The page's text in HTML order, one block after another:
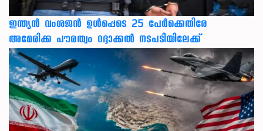
ഇന്ത്യന്‍ വംശജന്‍ ഉള്‍പ്പെടെ 25 പേര്‍ക്കെതിരേ
അമേരിക്ക പൗരത്വം റദ്ദാക്കല്‍ നടപടിയിലേക്ക്